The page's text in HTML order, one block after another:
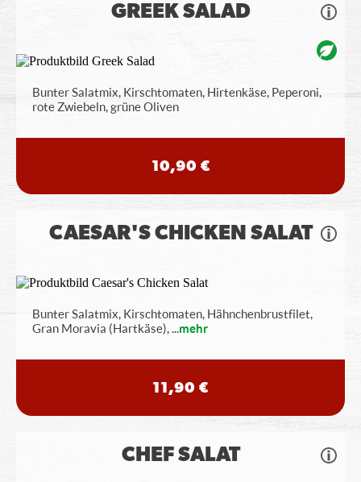
GREEK SALAD
Bunter Salatmix, Kirschtomaten, Hirtenkäse, Peperoni,
rote Zwiebeln, grüne Oliven
10,90 €
CAESAR'S CHICKEN SALAT
Bunter Salatmix, Kirschtomaten, Hähnchenbrustfilet,
Gran Moravia (Hartkäse),...mehr
11,90 €
CHEF SALAT